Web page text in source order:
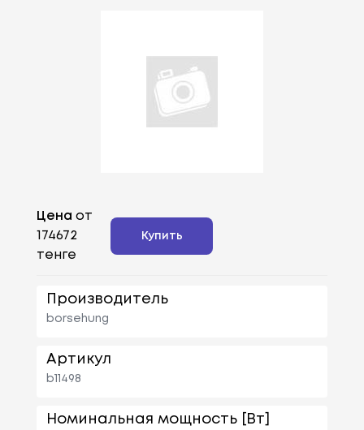
Цена от
174672
тенге
Купить
Производитель
borsehung
Артикул
b11498
Номинальная мощность [Вт]